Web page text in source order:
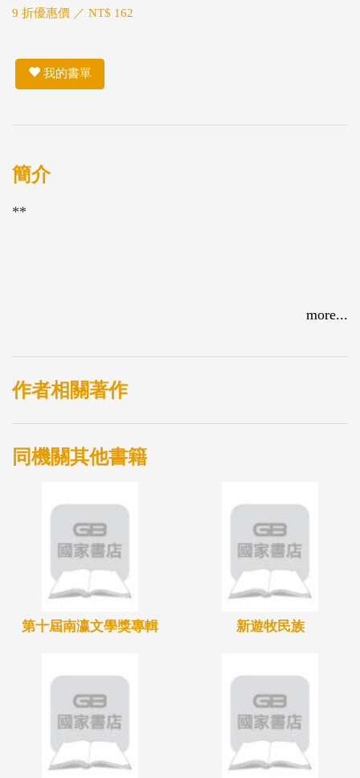
9 折優惠價 ／ NT$ 162
我的書單
簡介
**
more...
作者相關著作
同機關其他書籍
第十屆南瀛文學獎專輯 新遊牧民族